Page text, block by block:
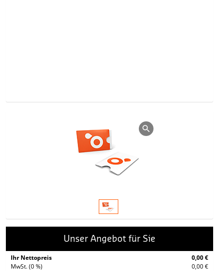
Unser Angebot für Sie
Ihr Nettopreis
0,00 €
MwSt. (0 %)
0,00 €